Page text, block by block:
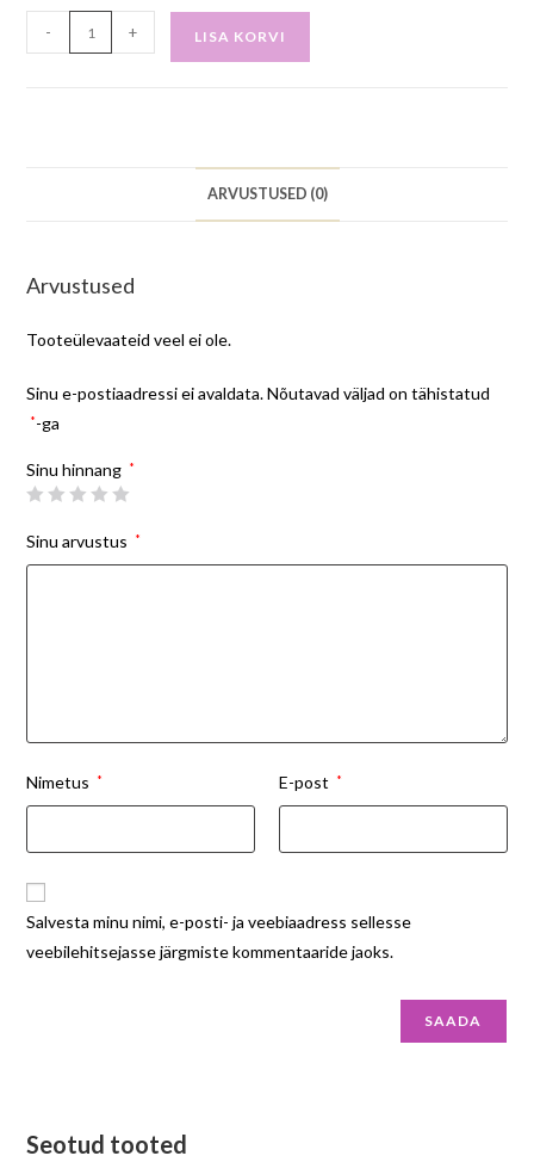
- + LISA KORVI
ARVUSTUSED (0)
Arvustused
Tooteülevaateid veel ei ole.
Sinu e-postiaadressi ei avaldata. Nõutavad väljad on tähistatud
*-ga
Sinu hinnang *
Sinu arvustus *
Nimetus * E-post *
Salvesta minu nimi, e-posti- ja veebiaadress sellesse
veebilehitsejasse järgmiste kommentaaride jaoks.
Seotud tooted